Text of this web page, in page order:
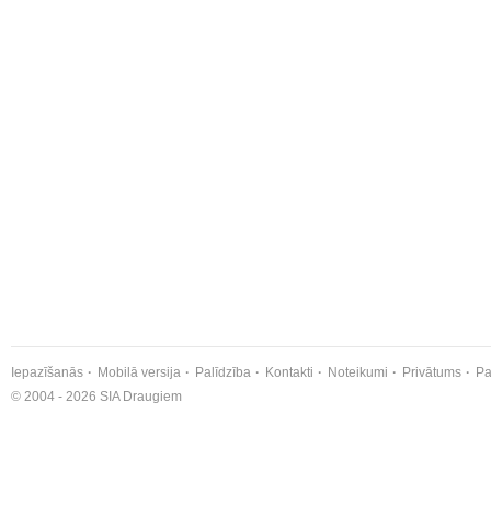
Iepazīšanās Mobilā versija Palīdzība Kontakti Noteikumi Privātums
© 2004 - 2026 SIA Draugiem